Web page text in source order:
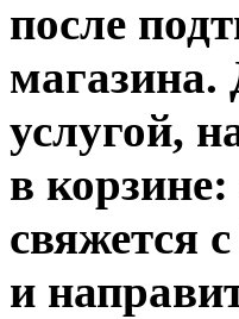
после
магазина.
услугой,
в корзине:
свяжется
и